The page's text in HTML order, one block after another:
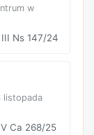
w
Ns 147/24
listopada
Ca 268/25